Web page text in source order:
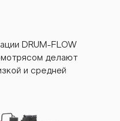
DRUM-FLOW
делают
и средней